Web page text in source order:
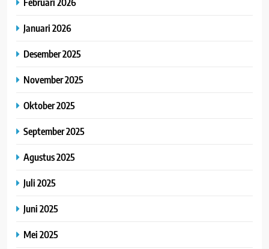
Januari 2026
Desember 2025
November 2025
Oktober 2025
September 2025
Agustus 2025
Juli 2025
Juni 2025
Mei 2025